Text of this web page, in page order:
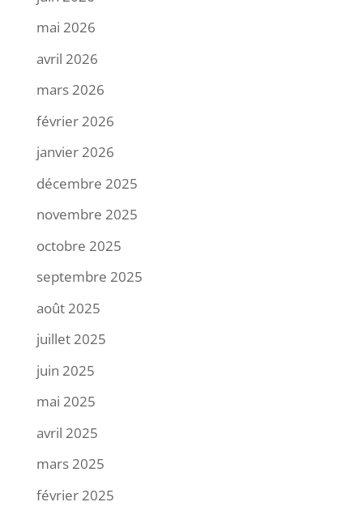
mai 2026
avril 2026
mars 2026
février 2026
janvier 2026
décembre 2025
novembre 2025
octobre 2025
septembre 2025
août 2025
juillet 2025
juin 2025
mai 2025
avril 2025
mars 2025
février 2025